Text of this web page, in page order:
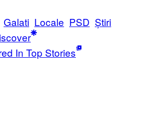
Galati Locale PSD Știri
In Top Stories